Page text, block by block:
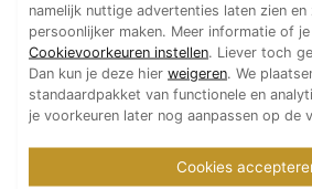
Fitnessapparatuur
Wifi
Overig
namelijk nuttige advertenties laten zien en
persoonlijker maken. Meer informatie of
Cookievoorkeuren instellen. Liever toch
Dan kun je deze hier weigeren. We
standaardpakket van functionele en
je voorkeuren later nog aanpassen op de
Cookies